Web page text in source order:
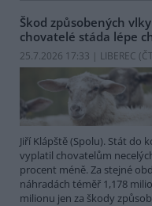
Škod způsobených
chovatelé stáda lépe
25.7.2026 17:33 | LIBEREC (
Jiří Klápště (Spolu). Stát do
vyplatil chovatelům
procent méně. Za stejné
náhradách téměř 1,178
milionu jen za škody